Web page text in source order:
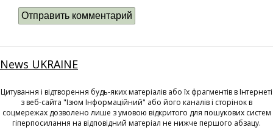
News UKRAINE
Цитування і відтворення будь-яких матеріалів або їх фрагментів в Інтернеті
з веб-сайта "Ізюм Інформаційний" або його каналів і сторінок в
соцмережах дозволено лише з умовою відкритого для пошукових систем
гіперпосилання на відповідний матеріал не нижче першого абзацу.